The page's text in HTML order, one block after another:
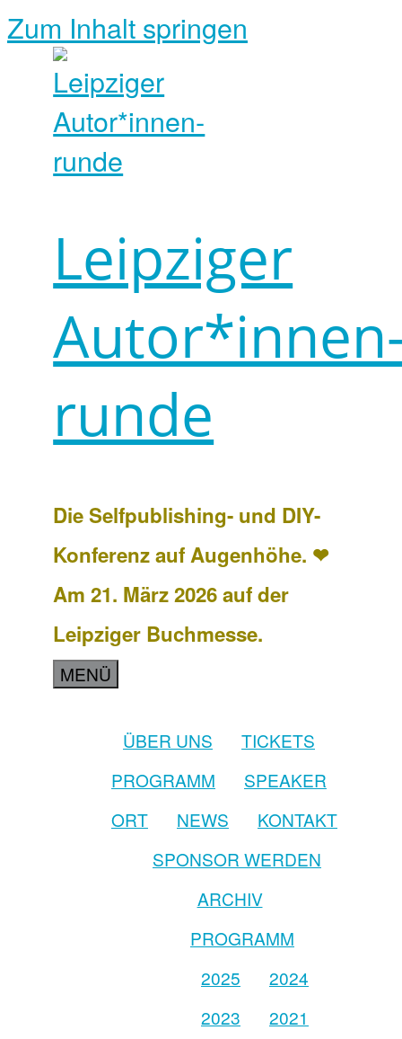
Zum Inhalt springen
Leipziger
runde
Die Selfpublishing- und DIY-
Konferenz auf Augenhöhe. ❤
Am 21. März 2026 auf der
Leipziger Buchmesse.
MENÜ
ÜBER UNS
TICKETS
PROGRAMM
SPEAKER
ORT
NEWS
KONTAKT
SPONSOR WERDEN
ARCHIV
PROGRAMM
2025
2024
2023
2021